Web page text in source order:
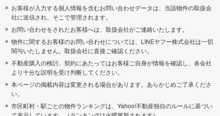
お客様が入力する個人情報を含むお問い合わせデータは、当該物件の取扱会
社に送信され、そこで管理されます。
お問い合わせをされたお客様へは、取扱会社がご連絡いたします。
物件に関するお客様のお問い合わせについては、LINEヤフー株式会社は一切
関与いたしません。取扱会社に直接ご確認ください。
不動産購入の検討、契約にあたってはお客様ご自身が情報を確認し、各会社
より十分な説明を受け判断してください。
本ページの掲載内容は変更される場合があります。あらかじめご了承くださ
い。
市区町村・駅ごとの物件ランキングは、Yahoo!不動産独自のルールに基づい